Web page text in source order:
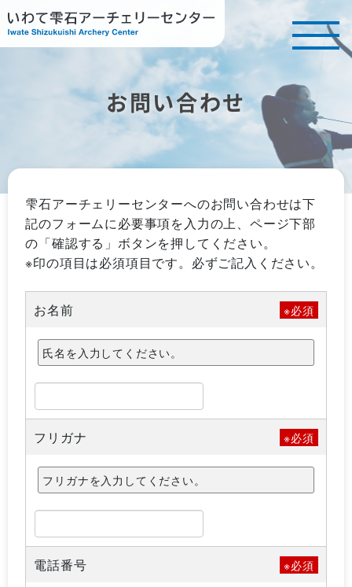
お問い合わせ
雫石アーチェリーセンターへのお問い合わせは下
記のフォームに必要事項を入力の上、ページ下部
の「確認する」ボタンを押してください。
※印の項目は必須項目です。必ずご記入ください。
お名前 ※必須
氏名を入力してください。
フリガナ ※必須
フリガナを入力してください。
電話番号 ※必須